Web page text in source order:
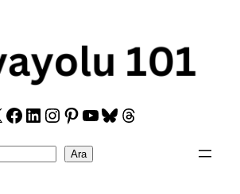
Facebook
LinkedIn
Instagram
Pinterest
YouTube
Bluesky
Threads
Ara